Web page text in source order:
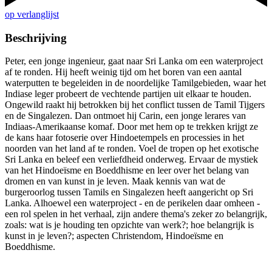
op verlanglijst
Beschrijving
Peter, een jonge ingenieur, gaat naar Sri Lanka om een waterproject
af te ronden. Hij heeft weinig tijd om het boren van een aantal
waterputten te begeleiden in de noordelijke Tamilgebieden, waar het
Indiase leger probeert de vechtende partijen uit elkaar te houden.
Ongewild raakt hij betrokken bij het conflict tussen de Tamil Tijgers
en de Singalezen. Dan ontmoet hij Carin, een jonge lerares van
Indiaas-Amerikaanse komaf. Door met hem op te trekken krijgt ze
de kans haar fotoserie over Hindoetempels en processies in het
noorden van het land af te ronden. Voel de tropen op het exotische
Sri Lanka en beleef een verliefdheid onderweg. Ervaar de mystiek
van het Hindoeïsme en Boeddhisme en leer over het belang van
dromen en van kunst in je leven. Maak kennis van wat de
burgeroorlog tussen Tamils en Singalezen heeft aangericht op Sri
Lanka. Alhoewel een waterproject - en de perikelen daar omheen -
een rol spelen in het verhaal, zijn andere thema's zeker zo belangrijk,
zoals: wat is je houding ten opzichte van werk?; hoe belangrijk is
kunst in je leven?; aspecten Christendom, Hindoeïsme en
Boeddhisme.